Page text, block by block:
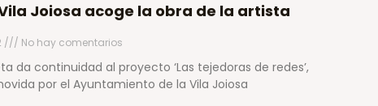
Joiosa acoge la obra de la artista
No hay comentarios
da continuidad al proyecto ‘Las tejedoras de redes’,
por el Ayuntamiento de la Vila Joiosa